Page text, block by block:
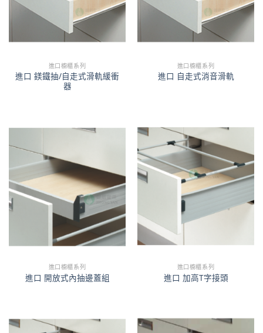
進口櫥櫃系列
進口 鎂鐵抽/自走式滑軌緩衝
器
進口櫥櫃系列
進口 自走式消音滑軌
進口櫥櫃系列
進口 開放式內抽邊蓋組
進口櫥櫃系列
進口 加高T字接頭